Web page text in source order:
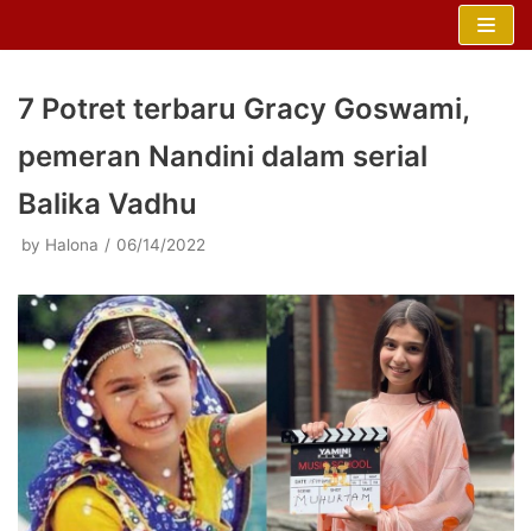
7 Potret terbaru Gracy Goswami,
pemeran Nandini dalam serial
Balika Vadhu
by Halona 06/14/2022